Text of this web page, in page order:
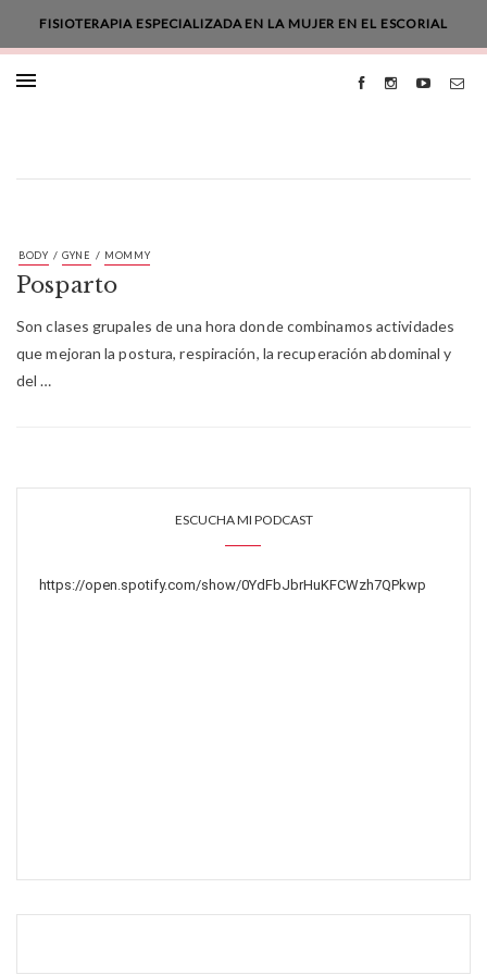
FISIOTERAPIA ESPECIALIZADA EN LA MUJER EN EL ESCORIAL
BODY / GYNE / MOMMY
Posparto
Son clases grupales de una hora donde combinamos actividades
que mejoran la postura, respiración, la recuperación abdominal y
del …
ESCUCHA MI PODCAST
https://open.spotify.com/show/0YdFbJbrHuKFCWzh7QPkwp